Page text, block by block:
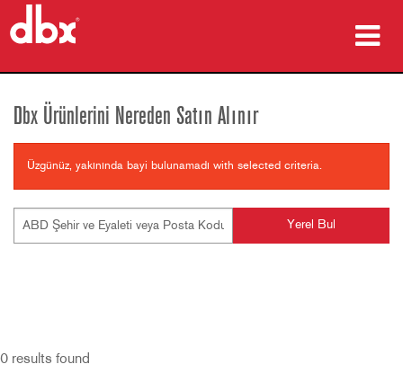
nereden satın alınır
eğitim
Dil/Bölge
Dbx Ürünlerini Nereden Satın Alınır
Üzgünüz, yakınında bayi bulunamadı with selected criteria.
0 results found